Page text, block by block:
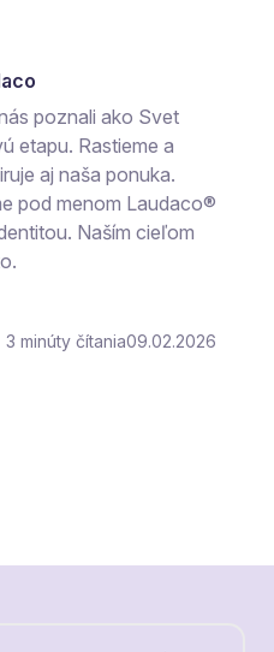
poznali ako Svet
etapu. Rastieme a
aj naša ponuka.
pod menom Laudaco®
Naším cieľom
3 čítania09.02.2026